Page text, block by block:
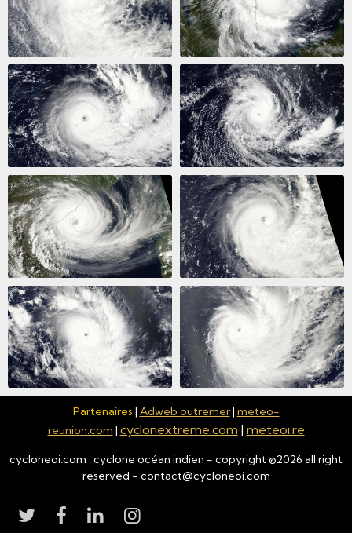
Partenaires | Adweb outremer| meteo-
reunion.com | cyclonextreme.com | meteoi.re
cycloneoi.com : cyclone océan indien - copyright ©2026 all right
reserved - contact@cycloneoi.com